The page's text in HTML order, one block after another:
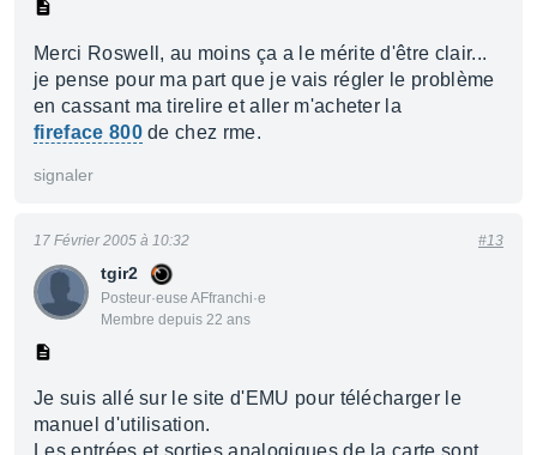
Merci Roswell, au moins ça a le mérite d'être clair...
je pense pour ma part que je vais régler le problème
en cassant ma tirelire et aller m'acheter la
fireface 800de chez rme.
signaler
tgir2
Posteur·euse AFfranchi·e
Membre depuis 22 ans
17 Février 2005 à 10:32 #13
Je suis allé sur le site d'EMU pour télécharger le
manuel d'utilisation.
Les entrées et sorties analogiques de la carte sont